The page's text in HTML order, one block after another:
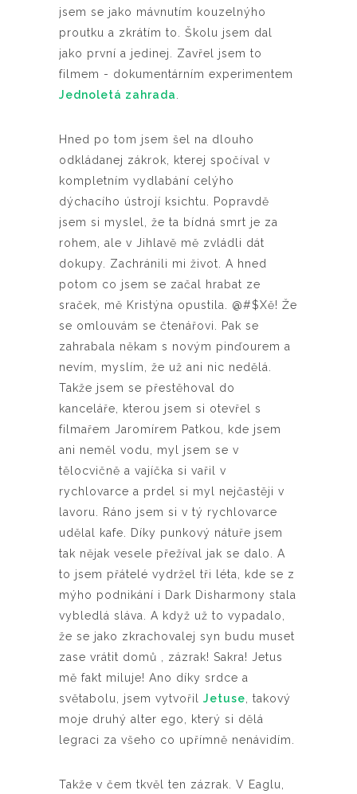
jsem se jako mávnutím kouzelnýho
proutku a zkrátím to. Školu jsem dal
jako první a jedinej. Zavřel jsem to
filmem - dokumentárním experimentem
Jednoletá zahrada
Hned po tom jsem šel na dlouho
odkládanej zákrok, kterej spočíval v
kompletním vydlabání celýho
dýchacího ústrojí ksichtu. Popravdě
jsem si myslel, že ta bídná smrt je za
rohem, ale v Jihlavě mě zvládli dát
dokupy. Zachránili mi život. A hned
potom co jsem se začal hrabat ze
sraček, mě Kristýna opustila. @#$Xě! Že
se omlouvám se čtenářovi. Pak se
zahrabala někam s novým pinďourem a
nevím, myslím, že už ani nic nedělá.
Takže jsem se přestěhoval do
kanceláře, kterou jsem si otevřel s
filmařem Jaromírem Patkou, kde jsem
ani neměl vodu, myl jsem se v
tělocvičně a vajíčka si vařil v
rychlovarce a prdel si myl nejčastěji v
lavoru. Ráno jsem si v tý rychlovarce
udělal kafe. Díky punkový nátuře jsem
tak nějak vesele přežíval jak se dalo. A
to jsem přátelé vydržel tři léta, kde se z
mýho podnikání i Dark Disharmony stala
vybledlá sláva. A když už to vypadalo,
že se jako zkrachovalej syn budu muset
zase vrátit domů , zázrak! Sakra! Jetus
mě fakt miluje! Ano díky srdce a
světabolu, jsem vytvořil Jetuse , takový
moje druhý alter ego, který si dělá
legraci za všeho co upřímně nenávidím.
Takže v čem tkvěl ten zázrak. V Eaglu,